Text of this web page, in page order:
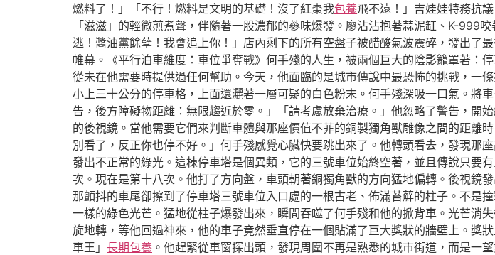
燃料了！」「不行！燃料是文明的基礎！沒了紅棗我包養飛不遠！」吉娃娃特務抗
「滋滋」的輕微煎煮聲，伴隨著一股濃郁的蔘味爆發。廖沾沾抱著蒜泥缸、K-999
逃！醬油黨餘孽！我會追上你！」店內剩下的所有空盤子被醋酸氣波震碎，發出了
帷幕。《平行泊車維度：車位爭奪戰》何手殘的人生，被兩個巨大的陰影籠罩著：
從未在他需要時提供過任何幫助。今天，他面臨的是城市傳說中最恐怖的挑戰，一
小上三十公分的停車格，上面還灑著一層可疑的白色粉末。何手殘深吸一口氣。將
告，後方障礙物距離：無限趨近於零。」「請考慮放棄治療。」他忽略了警告，開
的後視鏡。當他需要它們來判斷車體與那座價值不菲的銅製獨角獸雕像之間的距離
別看了，反正你也停不好。」何手殘感覺心臟快要跳出來了。他轉頭看去，發現那
發出不正常的綠光。這棟停車塔是個異類，它的三號車位始終空著，並且傳說只要
次。現在是第十八次。他打了方向盤，車頭朝著銅獨角獸的方向猛地偏轉。後視鏡
那顫抖的車尾卻擦到了停車塔三號車位入口處的一根古老、佈滿苔蘚的柱子。不是
一樣的綠色光芒。猛地從柱子爆發出來，瞬間吞噬了何手殘和他的掀背車。光芒消
旋地轉，等他回過神來，他的車子竟然垂直停在一個貼滿了巨大獎狀的牆壁上。
車王」 長期包養 。他趕緊從車窗探出頭，發現周圍不再是熟悉的城市街道，而是一